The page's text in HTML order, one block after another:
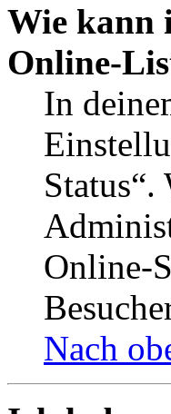
Wie kann
Online-
In
Online-
Nach